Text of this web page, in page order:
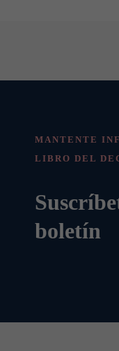
MANTENTE
LIBRO DEL
boletín